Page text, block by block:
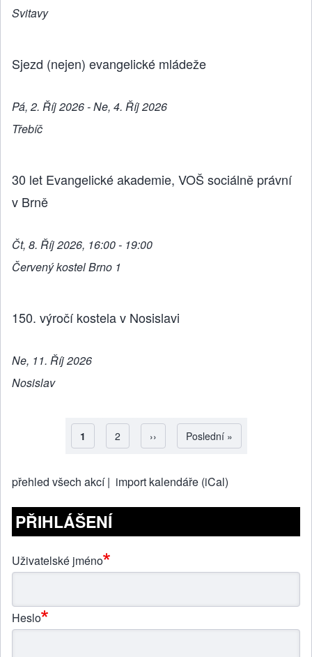
Svitavy
Sjezd (nejen) evangelické mládeže
Pá, 2. Říj 2026 - Ne, 4. Říj 2026
Třebíč
30 let Evangelické akademie, VOŠ sociálně právní
v Brně
Čt, 8. Říj 2026, 16:00 - 19:00
Červený kostel Brno 1
150. výročí kostela v Nosislavi
Ne, 11. Říj 2026
Nosislav
Pagination
Aktuální stránka
1 Strana
2 Následující stránka
›› Poslední stránka
Poslední »
přehled všech akcí | import kalendáře (iCal)
PŘIHLÁŠENÍ
Uživatelské jméno
Heslo